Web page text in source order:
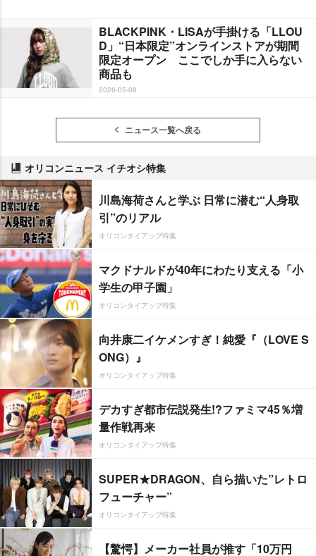
BLACKPINK・LISAが手掛ける「LLOU
D」“日本限定”オンラインストアが期間
限定オープン ここでしか手に入らない
商品も
2026-05-08
ニュース一覧へ戻る
オリコンニュース イチオシ特集
川島海荷さんと学ぶ 日常に潜む“人身取
引”のリアル
オリコンタイアップ特集
マクドナルドが40年にわたり支える「小
学生の甲子園」
オリコンタイアップ特集
向井康二イケメンすぎ！純愛『（LOVE S
ONG）』
オリコンタイアップ特集
デカすぎ都市伝説発生!?ファミマ45％増
量作戦再来
オリコンタイアップ特集
SUPER★DRAGON、自ら描いた”レトロ
フューチャー”
オリコンタイアップ特集
【驚愕】メーカー社員が推す「10万円